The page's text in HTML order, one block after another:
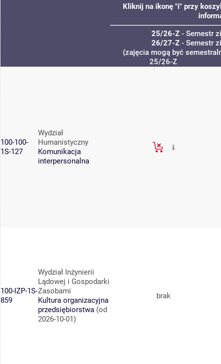
Kliknij na ikonę "i" przy
25/26-Z - Semestr
26/27-Z - Semestr
(zajęcia mogą być
25/26-Z
100-100-
1S-127
Wydział
Humanistyczny
Komunikacja
interpersonalna
100-IZP-1S-
859
Wydział Inżynierii
Lądowej i Gospodarki
Zasobami
Kultura organizacyjna
przedsiębiorstwa (od
2026-10-01)
brak